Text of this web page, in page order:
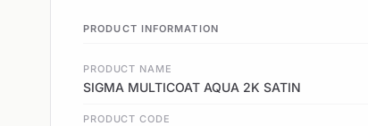
PRODUCT INFORMATION
PRODUCT NAME
SIGMA MULTICOAT AQUA 2K SATIN
PRODUCT CODE